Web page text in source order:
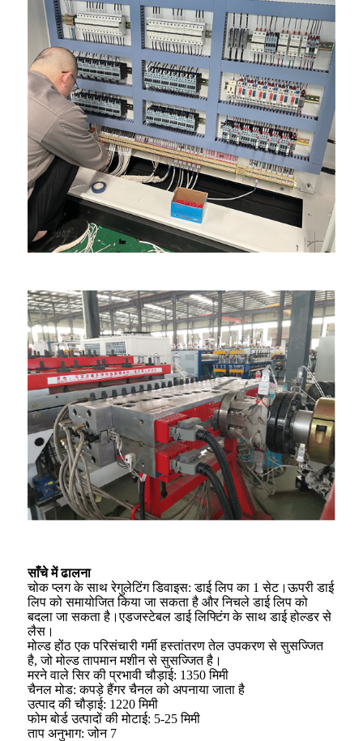
साँचे में ढालना
चोक प्लग के साथ रेगुलेटिंग डिवाइस: डाई लिप का 1 सेट।ऊपरी डाई
लिप को समायोजित किया जा सकता है और निचले डाई लिप को
बदला जा सकता है।एडजस्टेबल डाई लिफ्टिंग के साथ डाई होल्डर से
लैस।
मोल्ड होंठ एक परिसंचारी गर्मी हस्तांतरण तेल उपकरण से सुसज्जित
है, जो मोल्ड तापमान मशीन से सुसज्जित है।
मरने वाले सिर की प्रभावी चौड़ाई: 1350 मिमी
चैनल मोड: कपड़े हैंगर चैनल को अपनाया जाता है
उत्पाद की चौड़ाई: 1220 मिमी
फोम बोर्ड उत्पादों की मोटाई: 5-25 मिमी
ताप अनुभाग: जोन 7